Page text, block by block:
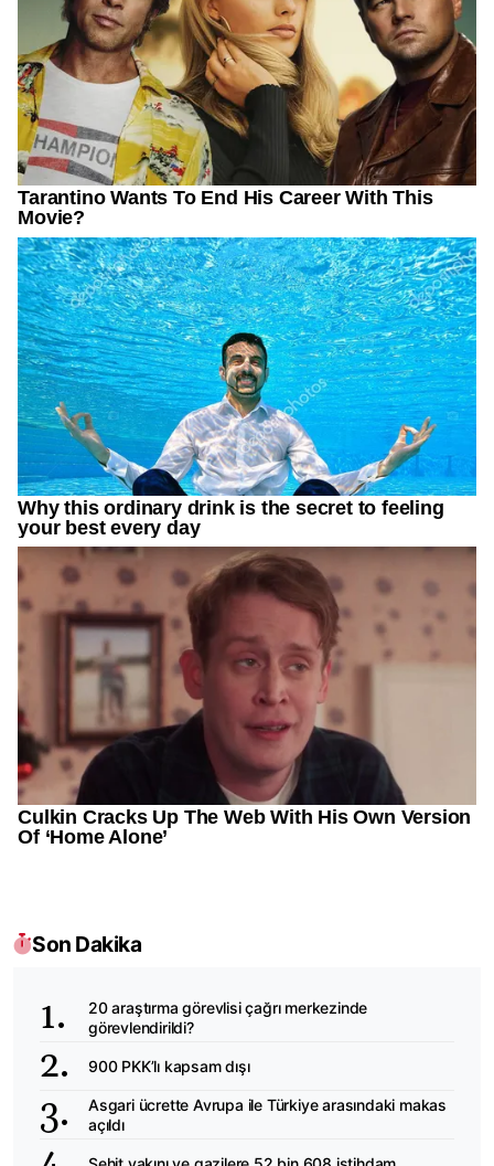
Son Dakika
20 araştırma görevlisi çağrı merkezinde
görevlendirildi?
900 PKK’lı kapsam dışı
Asgari ücrette Avrupa ile Türkiye arasındaki makas
açıldı